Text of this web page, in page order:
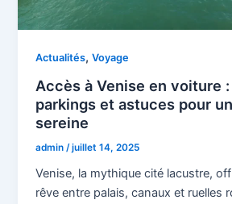
Actualités,Voyage
Accès à Venise en voiture
parkings et astuces pour
sereine
admin /juillet 14, 2025
Venise, la mythique cité lacustre,
rêve entre palais, canaux et ruelles